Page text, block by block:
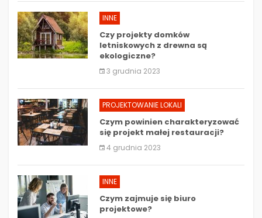
INNE
Czy projekty domków
letniskowych z drewna są
ekologiczne?
3 grudnia 2023
PROJEKTOWANIE LOKALI
Czym powinien charakteryzować
się projekt małej restauracji?
4 grudnia 2023
INNE
Czym zajmuje się biuro
projektowe?